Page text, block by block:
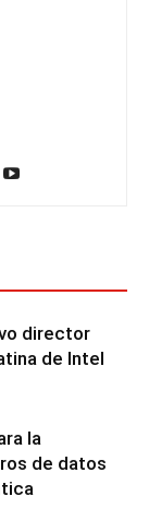
director
de Intel
la
de datos